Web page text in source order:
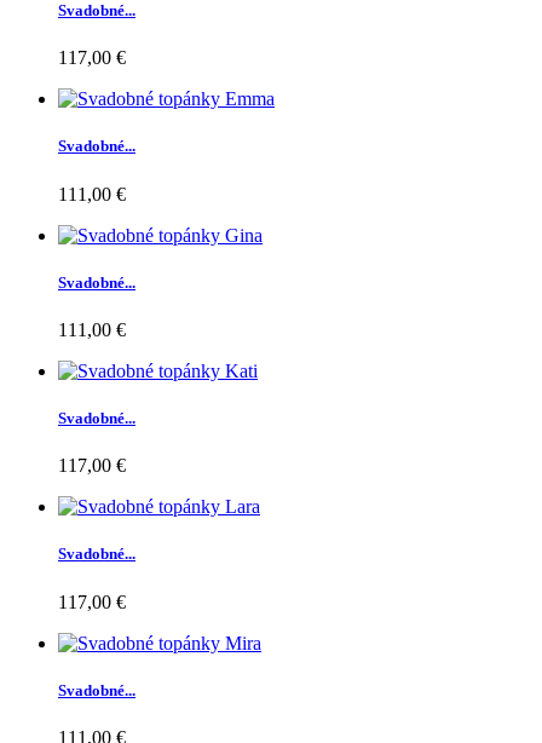
Svadobné...
117,00 €
Svadobné...
111,00 €
Svadobné...
111,00 €
Svadobné...
117,00 €
Svadobné...
117,00 €
Svadobné...
111,00 €